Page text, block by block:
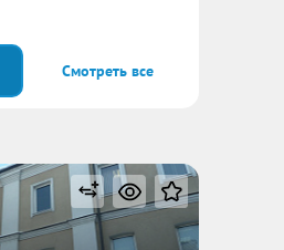
Смотреть все